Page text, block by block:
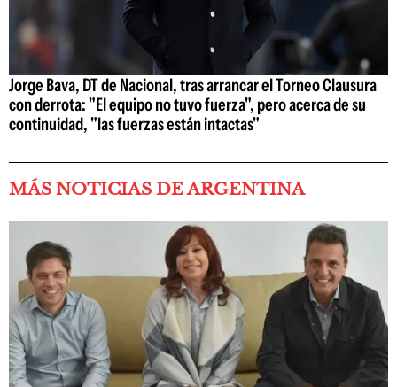
Jorge Bava, DT de Nacional, tras arrancar el Torneo Clausura
con derrota: "El equipo no tuvo fuerza", pero acerca de su
continuidad, "las fuerzas están intactas"
MÁS NOTICIAS DE ARGENTINA